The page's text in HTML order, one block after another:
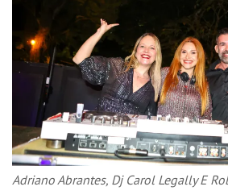
Adriano Abrantes, Dj Carol Legally E